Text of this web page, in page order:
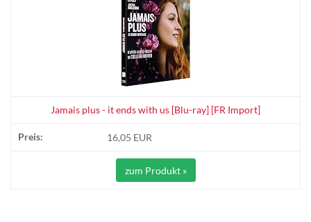
Jamais plus - it ends with us [Blu-ray] [FR Import]
16,05 EUR
zum Produkt »